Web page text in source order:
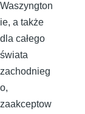
Waszyngton
ie, a także
dla całego
świata
zachodnieg
o,
zaakceptow